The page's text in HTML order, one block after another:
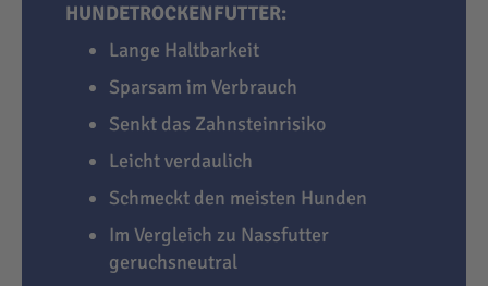
HUNDETROCKENFUTTER:
Lange Haltbarkeit
Sparsam im Verbrauch
Senkt das Zahnsteinrisiko
Leicht verdaulich
Schmeckt den meisten Hunden
Im Vergleich zu Nassfutter
geruchsneutral